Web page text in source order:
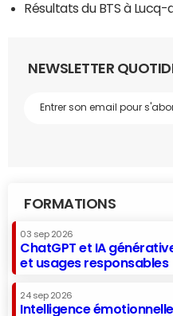
Résultats du BTS à
NEWSLETTER
FORMATIONS
03 sep 2026
ChatGPT et IA
et usages responsables
24 sep 2026
Intelligence